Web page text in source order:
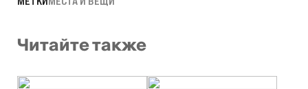
Читайте также